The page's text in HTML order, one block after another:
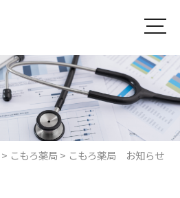
> こもろ薬局 > こもろ薬局 お知らせ